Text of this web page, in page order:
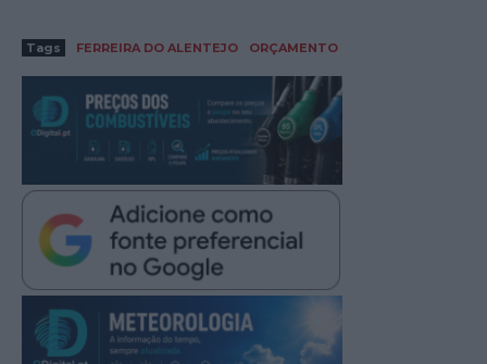
Tags FERREIRA DO ALENTEJO ORÇAMENTO